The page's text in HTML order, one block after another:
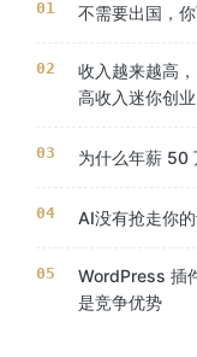
不需要出国，
收入越来越高
高收入迷你创业
为什么年薪 50
AI没有抢走你
WordPress 插
是竞争优势